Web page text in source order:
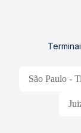
São Paulo -